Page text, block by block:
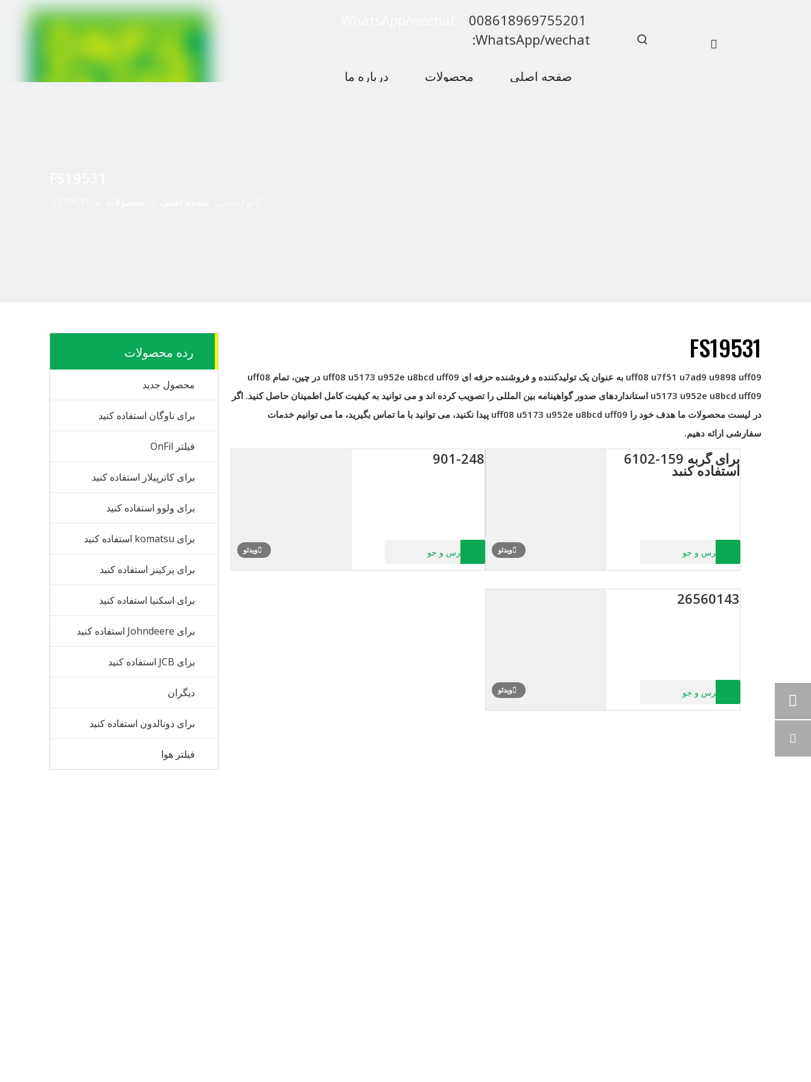
008618969755201
:WhatsApp/wechat
صفحه اصلی
محصولات
درباره ما
رده محصولات
محصول جدید
برای ناوگان استفاده کنید
فیلتر OnFil
برای کاترپیلار استفاده کنید
برای ولوو استفاده کنید
برای komatsu استفاده کنید
برای پرکینز استفاده کنید
برای اسکنیا استفاده کنید
برای Johndeere استفاده کنید
برای JCB استفاده کنید
دیگران
برای دونالدون استفاده کنید
فیلتر هوا
FS19531
uff08 u7f51 u7ad9 u9898 uff09 به عنوان یک تولیدکننده و فروشنده حرفه ای uff08 u5173 u952e u8bcd uff09 در چین، تمام uff08
u5173 u952e u8bcd uff09 استانداردهای صدور گواهینامه بین المللی را تصویب کرده اند و می توانید به کیفیت کامل اطمینان حاصل کنید. اگر
در لیست محصولات ما هدف خود را uff08 u5173 u952e u8bcd uff09 پیدا نکنید، می توانید با ما تماس بگیرید، ما می توانیم خدمات
سفارشی ارائه دهیم.
ویدئو
برای گربه 159-6102
استفاده کنید
پرس و جو ویدئو
901-248
پرس و جو
ویدئو
26560143
پرس و جو